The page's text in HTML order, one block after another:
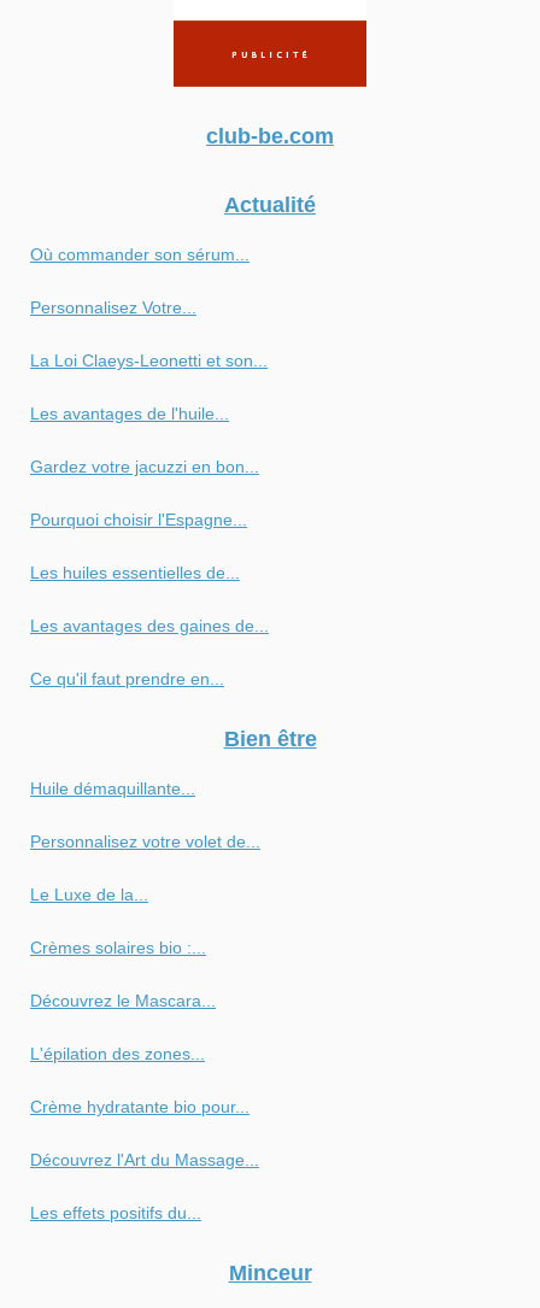
club-be.com
Actualité
Où commander son sérum...
Personnalisez Votre...
La Loi Claeys-Leonetti et son...
Les avantages de l'huile...
Gardez votre jacuzzi en bon...
Pourquoi choisir l'Espagne...
Les huiles essentielles de...
Les avantages des gaines de...
Ce qu'il faut prendre en...
Bien être
Huile démaquillante...
Personnalisez votre volet de...
Le Luxe de la...
Crèmes solaires bio :...
Découvrez le Mascara...
L'épilation des zones...
Crème hydratante bio pour...
Découvrez l'Art du Massage...
Les effets positifs du...
Minceur